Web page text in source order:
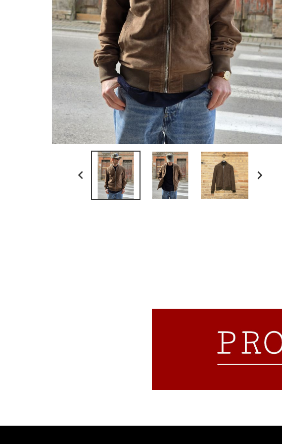
ll bean
myths
no brand
paraboot
resolute japan
scaglione
schott n.y.
sunray sportswear
tela genova
 